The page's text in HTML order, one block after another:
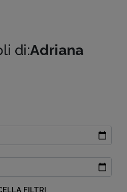
di:Adriana
FILTRI